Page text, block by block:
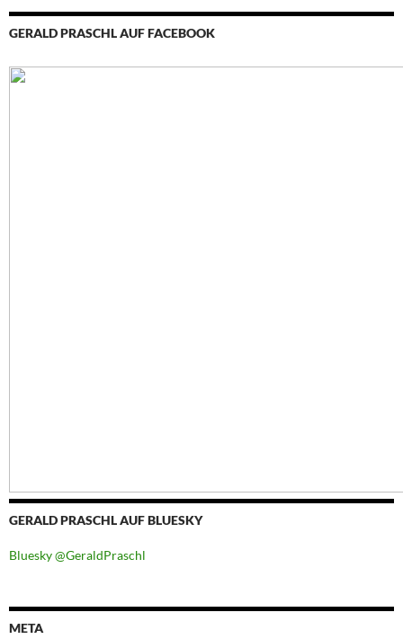
GERALD PRASCHL AUF FACEBOOK
GERALD PRASCHL AUF BLUESKY
Bluesky @GeraldPraschl
META